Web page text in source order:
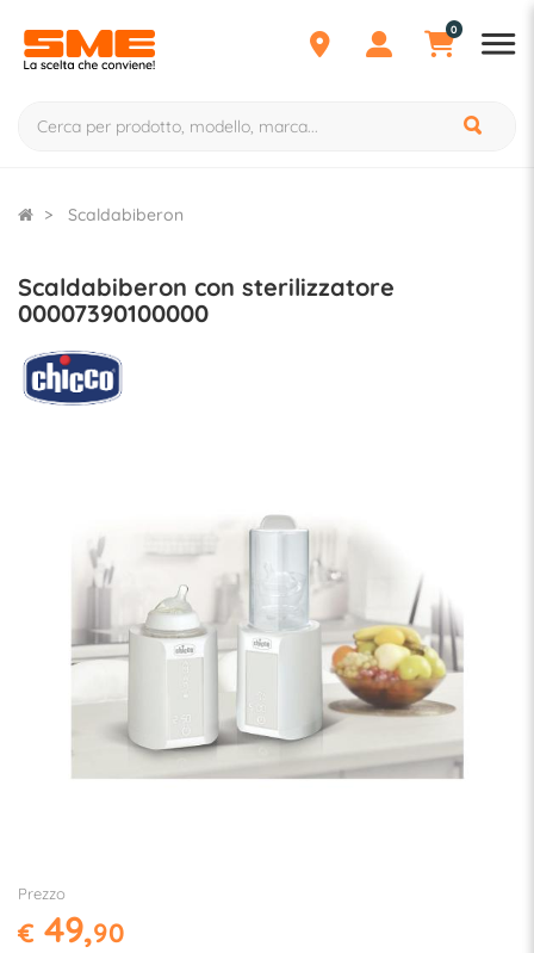
0
Scaldabiberon
Scaldabiberon con sterilizzatore
00007390100000
Prezzo
€ 49,90